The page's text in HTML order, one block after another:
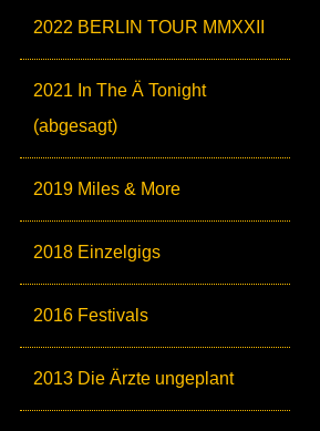
2022 BERLIN TOUR MMXXII
2021 In The Ä Tonight
(abgesagt)
2019 Miles & More
2018 Einzelgigs
2016 Festivals
2013 Die Ärzte ungeplant